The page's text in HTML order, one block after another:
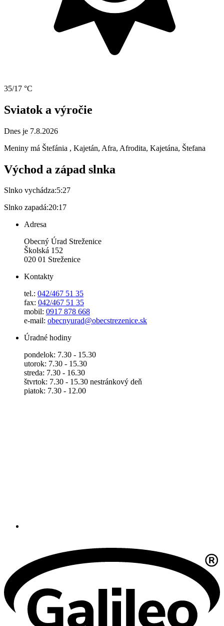
35/17 °C
Sviatok a výročie
Dnes je 7.8.2026
Meniny má Štefánia , Kajetán, Afra, Afrodita, Kajetána, Štefana
Východ a západ slnka
Slnko vychádza:5:27
Slnko zapadá:20:17
Adresa
Obecný Úrad Streženice
Školská 152
020 01 Streženice
Kontakty
tel.: 042/467 51 35
fax: 042/467 51 35
mobil: 0917 878 668
e-mail: obecnyurad@obecstrezenice.sk
Úradné hodiny
pondelok: 7.30 - 15.30
utorok: 7.30 - 15.30
streda: 7.30 - 16.30
štvrtok: 7.30 - 15.30 nestránkový deň
piatok: 7.30 - 12.00